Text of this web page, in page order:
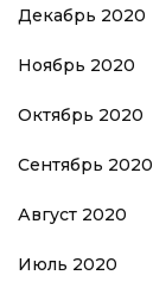
Декабрь 2020
Ноябрь 2020
Октябрь 2020
Сентябрь 2020
Август 2020
Июль 2020